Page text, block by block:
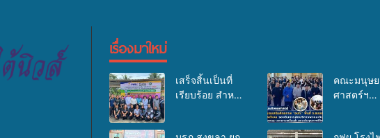
เรื่องมาใหม่
เสร็จสิ้นเป็นที่
เรียบร้อย สำหรับ
คณะมนุษย
ศาสตร์ฯ